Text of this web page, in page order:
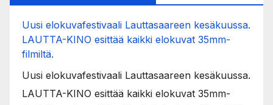
Uusi elokuvafestivaali Lauttasaareen kesäkuussa.
LAUTTA-KINO esittää kaikki elokuvat 35mm-
filmiltä.
Uusi elokuvafestivaali Lauttasaareen kesäkuussa.
LAUTTA-KINO esittää kaikki elokuvat 35mm-